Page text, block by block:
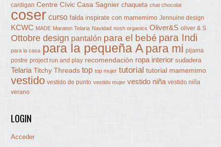
cardigan Centre Cívic Casa Sagnier chaqueta chat chocolat
coser curso falda inspirate con mamemimo Jennuine design
KCWC MADE Maraton Telaria Navidad nosh organics Oliver&S oliver & S
Ottobre design pantalón para el bebé para Indi
para la casa para la pequeña Apara mi pijama
postre project run and play recomendación ropa interior sudadera
Telaria Titchy Threads top top mujer tutorial tutorial mamemimo
vestido vestido de punto vestido mujer vestido niña vestido niña
verano
LOGIN
Acceder